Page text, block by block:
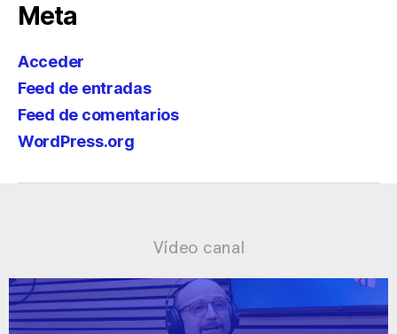
Meta
Acceder
Feed de entradas
Feed de comentarios
WordPress.org
Vídeo canal